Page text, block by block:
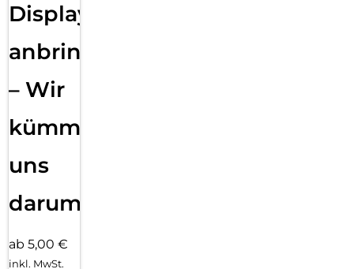
Displayfolie
anbringen
– Wir
kümmern
uns
darum!
ab 5,00 €
inkl. MwSt.